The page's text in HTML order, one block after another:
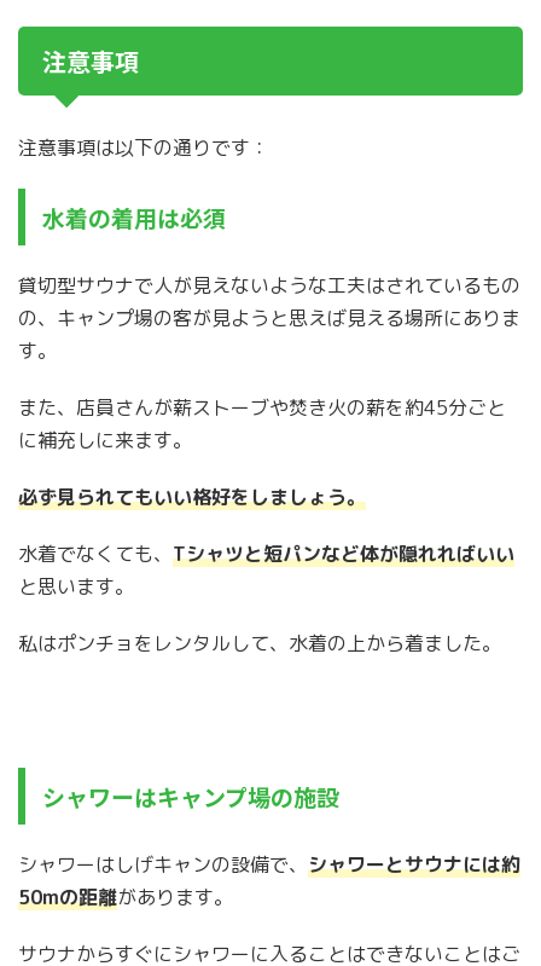
注意事項
注意事項は以下の通りです：
水着の着用は必須
貸切型サウナで人が見えないような工夫はされているもの
の、キャンプ場の客が見ようと思えば見える場所にありま
す。
また、店員さんが薪ストーブや焚き火の薪を約45分ごと
に補充しに来ます。
必ず見られてもいい格好をしましょう。
水着でなくても、 Tシャツと短パンなど体が隠れればいい
と思います。
私はポンチョをレンタルして、水着の上から着ました。
シャワーはキャンプ場の施設
シャワーはしげキャンの設備で、 シャワーとサウナには約
50mの距離があります。
サウナからすぐにシャワーに入ることはできないことはご